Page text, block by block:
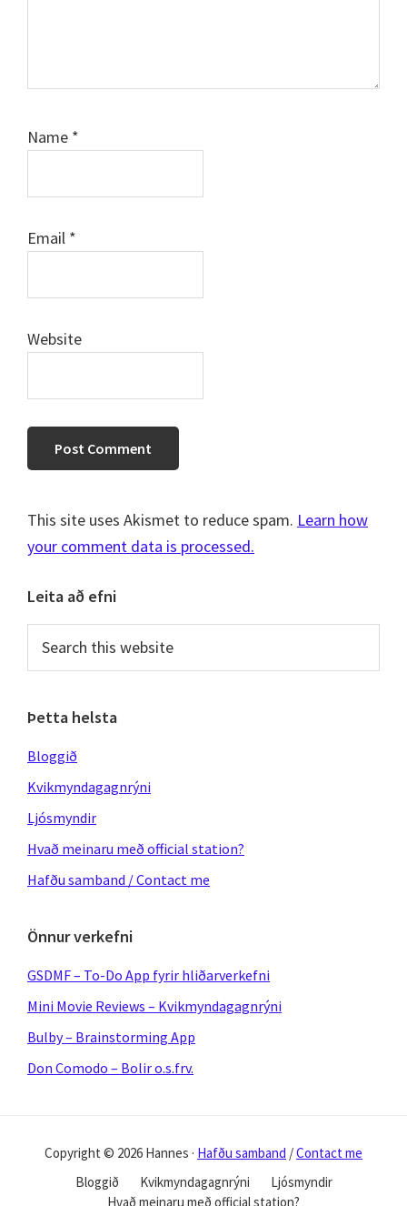
Name *
Email *
Website
This site uses Akismet to reduce spam. Learn how
your comment data is processed.
Primary
Sidebar
Leita að efni
this
Þetta helsta
Bloggið
Kvikmyndagagnrýni
Ljósmyndir
Hvað meinaru með official station?
Hafðu samband / Contact me
Önnur verkefni
GSDMF – To-Do App fyrir hliðarverkefni
Mini Movie Reviews – Kvikmyndagagnrýni
Bulby – Brainstorming App
Don Comodo – Bolir o.s.frv.
Copyright © 2026 Hannes · Hafðu samband /Contact me
Bloggið
Kvikmyndagagnrýni
Ljósmyndir
Hvað meinaru með official station?